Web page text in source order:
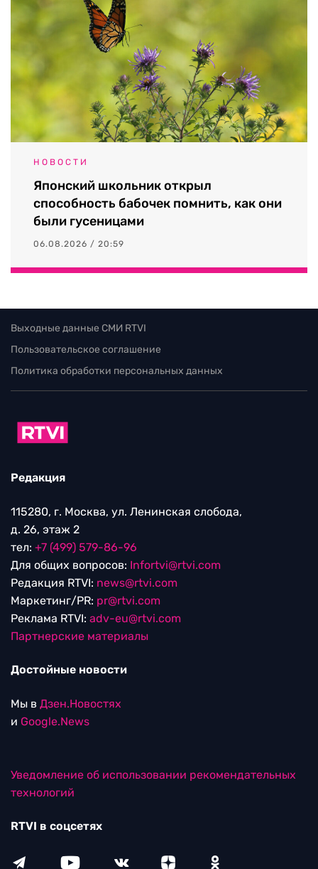
НОВОСТИ
Японский школьник открыл
способность бабочек помнить, как они
были гусеницами
06.08.2026 / 20:59
Выходные данные СМИ RTVI
Пользовательское соглашение
Политика обработки персональных данных
Редакция
115280, г. Москва, ул. Ленинская слобода,
д. 26, этаж 2
тел: +7 (499) 579-86-96
Для общих вопросов: Infortvi@rtvi.com
Редакция RTVI: news@rtvi.com
Маркетинг/PR: pr@rtvi.com
Реклама RTVI: adv-eu@rtvi.com
Партнерские материалы
Достойные новости
Мы в Дзен.Новостях
и Google.News
Уведомление об использовании рекомендательных
технологий
RTVI в соцсетях